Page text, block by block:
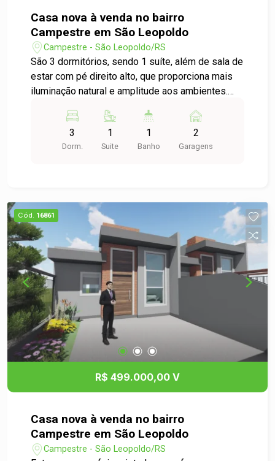
Casa nova à venda no bairro
Campestre em São Leopoldo
Campestre - São Leopoldo/RS
São 3 dormitórios, sendo 1 suíte, além de sala de
estar com pé direito alto, que proporciona mais
iluminação natural e amplitude aos ambientes.
dormitórios, esquadrias em alumínio e
acabamento de qualidade, garantindo beleza e
durabilidade. Localizada em uma região tranquila
oferecer!
3
Dorm.
1
Suite
1
Banho
2
Garagens
Cód. 16861
R$ 499.000,00 V
Casa nova à venda no bairro
Campestre em São Leopoldo
Campestre - São Leopoldo/RS